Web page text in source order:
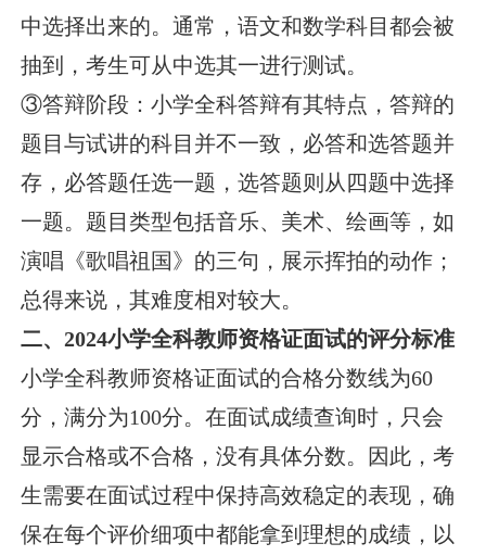
中选择出来的。通常，语文和数学科目都会被
抽到，考生可从中选其一进行测试。
③答辩阶段：小学全科答辩有其特点，答辩的
题目与试讲的科目并不一致，必答和选答题并
存，必答题任选一题，选答题则从四题中选择
一题。题目类型包括音乐、美术、绘画等，如
演唱《歌唱祖国》的三句，展示挥拍的动作；
总得来说，其难度相对较大。
二、2024小学全科教师资格证面试的评分标准
小学全科教师资格证面试的合格分数线为60
分，满分为100分。在面试成绩查询时，只会
显示合格或不合格，没有具体分数。因此，考
生需要在面试过程中保持高效稳定的表现，确
保在每个评价细项中都能拿到理想的成绩，以